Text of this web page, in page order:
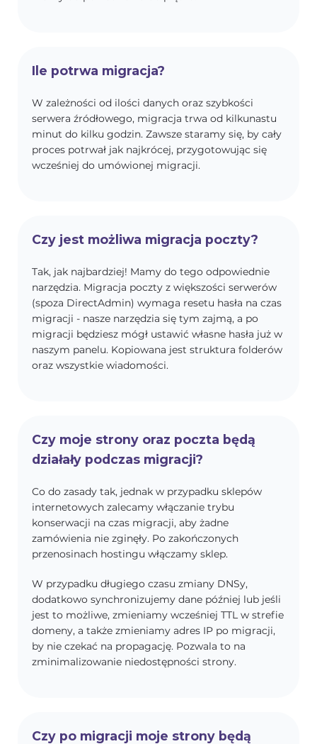
Ile potrwa migracja?
W zależności od ilości danych oraz szybkości
serwera źródłowego, migracja trwa od kilkunastu
minut do kilku godzin. Zawsze staramy się, by cały
proces potrwał jak najkrócej, przygotowując się
wcześniej do umówionej migracji.
Czy jest możliwa migracja poczty?
Tak, jak najbardziej! Mamy do tego odpowiednie
narzędzia. Migracja poczty z większości serwerów
(spoza DirectAdmin) wymaga resetu hasła na czas
migracji - nasze narzędzia się tym zajmą, a po
migracji będziesz mógł ustawić własne hasła już w
naszym panelu. Kopiowana jest struktura folderów
oraz wszystkie wiadomości.
Czy moje strony oraz poczta będą
działały podczas migracji?
Co do zasady tak, jednak w przypadku sklepów
internetowych zalecamy włączanie trybu
konserwacji na czas migracji, aby żadne
zamówienia nie zginęły. Po zakończonych
przenosinach hostingu włączamy sklep.
W przypadku długiego czasu zmiany DNSy,
dodatkowo synchronizujemy dane później lub jeśli
jest to możliwe, zmieniamy wcześniej TTL w strefie
domeny, a także zmieniamy adres IP po migracji,
by nie czekać na propagację. Pozwala to na
zminimalizowanie niedostępności strony.
Czy po migracji moje strony będą